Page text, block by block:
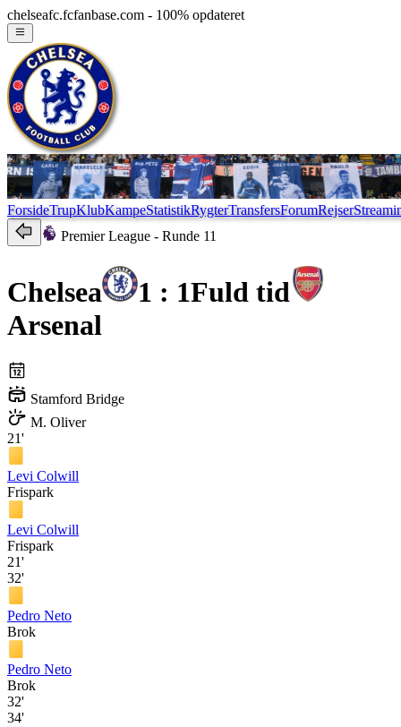
chelseafc.fcfanbase.com - 100% opdateret
ForsideTrupKlubKampeStatistikRygterTransfersForumRejser
Premier League - Runde 11
Chelsea 1 : 1Fuld tid
Arsenal
Stamford Bridge
M. Oliver
21'
Levi Colwill
Frispark
Levi Colwill
Frispark
21'
32'
Pedro Neto
Brok
Pedro Neto
Brok
32'
34'